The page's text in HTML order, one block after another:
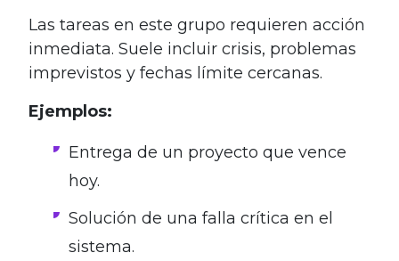
Las tareas en este grupo requieren acción
inmediata. Suele incluir crisis, problemas
imprevistos y fechas límite cercanas.
Ejemplos:
Entrega de un proyecto que vence
hoy.
Solución de una falla crítica en el
sistema.